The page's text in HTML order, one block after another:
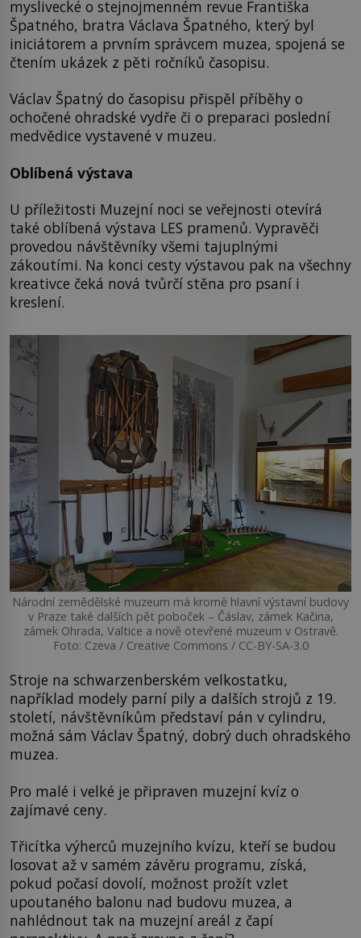
myslivecké o stejnojmenném revue Františka
Špatného, bratra Václava Špatného, který byl
iniciátorem a prvním správcem muzea, spojená se
čtením ukázek z pěti ročníků časopisu.
Václav Špatný do časopisu přispěl příběhy o
ochočené ohradské vydře či o preparaci poslední
medvědice vystavené v muzeu.
Oblíbená výstava
U příležitosti Muzejní noci se veřejnosti otevírá
také oblíbená výstava LES pramenů. Vypravěči
provedou návštěvníky všemi tajuplnými
zákoutími. Na konci cesty výstavou pak na všechny
kreativce čeká nová tvůrčí stěna pro psaní i
kreslení.
Národní zemědělské muzeum má kromě hlavní výstavní budovy
v Praze také dalších pět poboček – Čáslav, zámek Kačina,
zámek Ohrada, Valtice a nově otevřené muzeum v Ostravě.
Foto: Czeva / Creative Commons / CC-BY-SA-3.0
Stroje na schwarzenberském velkostatku,
například modely parní pily a dalších strojů z 19.
století, návštěvníkům představí pán v cylindru,
možná sám Václav Špatný, dobrý duch ohradského
muzea.
Pro malé i velké je připraven muzejní kvíz o
zajímavé ceny.
Třicítka výherců muzejního kvízu, kteří se budou
losovat až v samém závěru programu, získá,
pokud počasí dovolí, možnost prožít vzlet
upoutaného balonu nad budovu muzea, a
nahlédnout tak na muzejní areál z čapí